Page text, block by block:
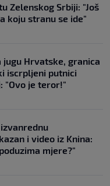
Zelenskog Srbiji: "Još
koju stranu se ide"
jugu Hrvatske, granica
iscrpljeni putnici
"Ovo je teror!"
i video iz Knina:
mjere?"